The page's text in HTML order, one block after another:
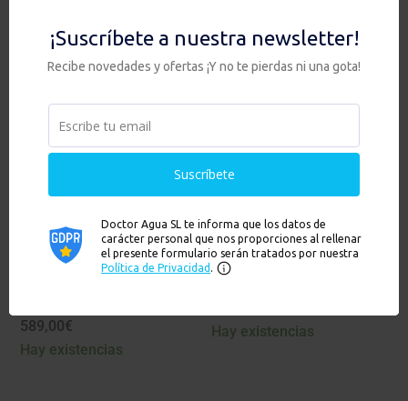
Hay existencias
PACK HIP TRÍO
ANTICAL + ANTI
NITRATOS +
GRIFO DE TRES
589,00€
Hay existencias
Ver
PACK HIP TRÍO
ANTICAL + ANTI
FLÚOR + GRIFO
DE TRES VÍAS
Hay existencias
Ver